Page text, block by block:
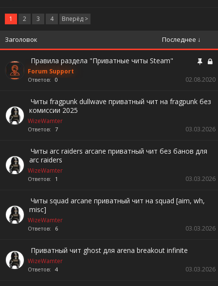
1 2 3 4 Вперёд >
Заголовок Последнее ↓
Правила раздела "Приватные читы Steam"
Forum Support
Ответов: 0 02.08.2020
Читы fragpunk dullwave приватный чит на fragpunk без
комиссии 2025
WizeWamter
Ответов: 7 03.03.2026
Читы arc raiders arcane приватный чит без банов для
arc raiders
WizeWamter
Ответов: 1 03.03.2026
Читы squad arcane приватный чит на squad [aim, wh,
misc]
WizeWamter
Ответов: 6 03.03.2026
Приватный чит ghost для arena breakout infinite
WizeWamter
Ответов: 4 03.03.2026